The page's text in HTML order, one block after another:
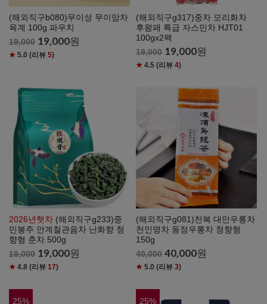
(해외직구b080)무이성 무이암차
육계 100g 파우치
19,000 19,000원
★ 5.0 (리뷰 5)
(해외직구g317)중차 모리화차
후왕패 특급 자스민차 HJT01
100gx2팩
19,000 19,000원
★ 4.5 (리뷰4)
2026년햇차 (해외직구g233)중
민봉주 안계철관음차 난화향 청
향형 춘차 500g
19,000 19,000원
★ 4.8 (리뷰 17)
(해외직구g081)천복 대만우롱차
천인명차 동정우롱차 청향형
150g
40,000 40,000원
★ 5.0 (리뷰3)
25% 25%